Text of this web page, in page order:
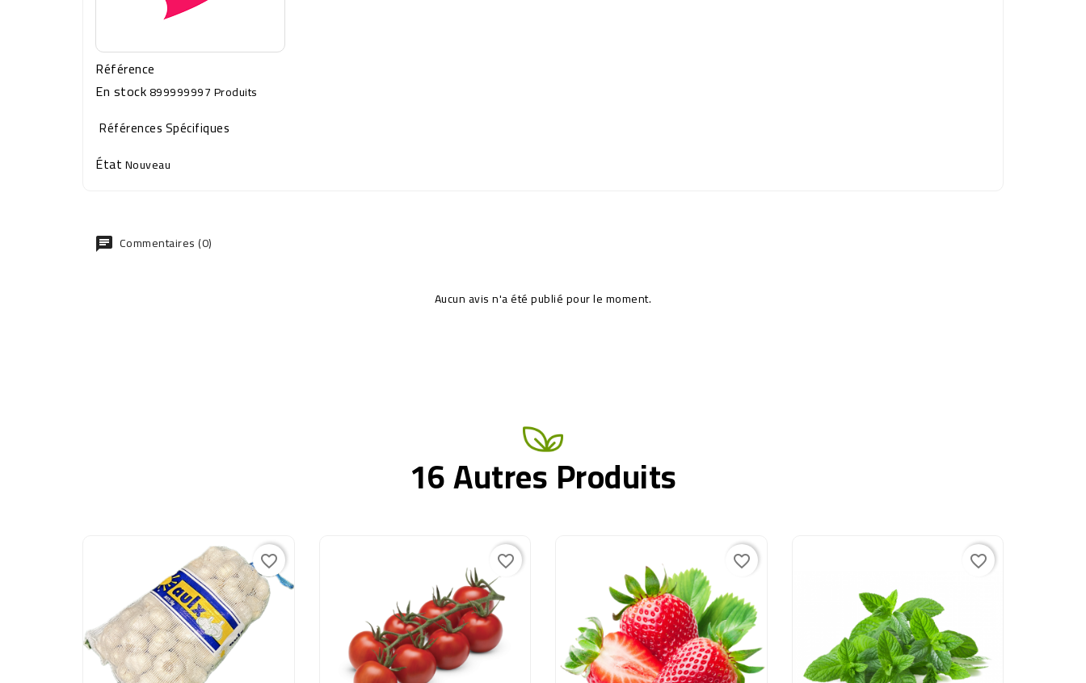
Référence
En stock899999997 Produits
Références Spécifiques
ÉtatNouveau
Commentaires (0)
Aucun avis n'a été publié pour le moment.
16 Autres Produits
favorite_border favorite_border favorite_border favorite_border